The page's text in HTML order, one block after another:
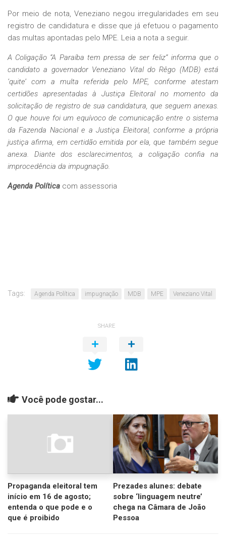
Por meio de nota, Veneziano negou irregularidades em seu
registro de candidatura e disse que já efetuou o pagamento
das multas apontadas pelo MPE. Leia a nota a seguir.
A Coligação “A Paraíba tem pressa de ser feliz” informa que o
candidato a governador Veneziano Vital do Rêgo (MDB) está
‘quite’ com a multa referida pelo MPE, conforme atestam
certidões apresentadas à Justiça Eleitoral no momento da
solicitação de registro de sua candidatura, que seguem anexas.
O que houve foi um equívoco de comunicação entre o sistema
da Fazenda Nacional e a Justiça Eleitoral, conforme a própria
justiça afirma, em certidão emitida por ela, que também segue
anexa. Diante dos esclarecimentos, a coligação confia na
improcedência da impugnação.
Agenda Política com assessoria
Tags: Agenda Política impugnação MDB MPE Veneziano Vital
SHARE
Você pode gostar...
Propaganda eleitoral tem
início em 16 de agosto;
entenda o que pode e o
que é proibido
Prezades alunes: debate
sobre ‘linguagem neutre’
chega na Câmara de João
Pessoa